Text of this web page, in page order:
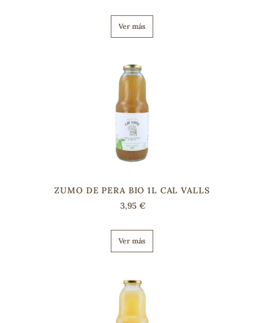
Ver más
ZUMO DE PERA BIO 1L CAL VALLS
3,95 €
Ver más